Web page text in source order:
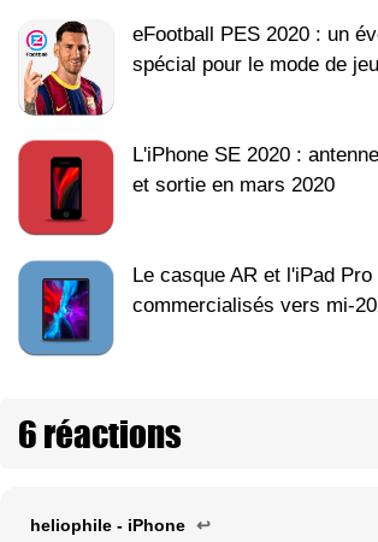
eFootball PES 2020 : un
spécial pour le mode de
L'iPhone SE 2020 :
et sortie en mars 2020
Le casque AR et l'iPad
commercialisés vers mi-
6 réactions
heliophile - iPhone ↩